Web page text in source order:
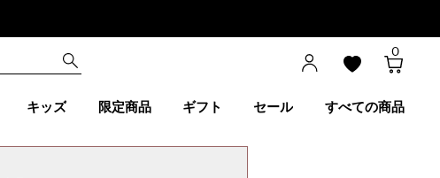
0
キッズ 限定商品 ギフト セール すべての商品